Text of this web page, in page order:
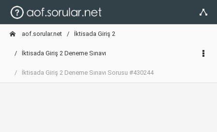
aof.sorular.net İktisada Giriş 2
İktisada Giriş 2 Deneme Sınavı
İktisada Giriş 2 Deneme Sınavı Sorusu #430244